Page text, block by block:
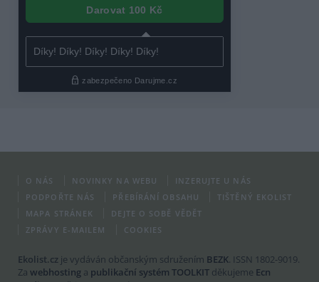
O NÁS NOVINKY NA WEBU
INZERUJTE U NÁS
PODPOŘTE NÁS
PŘEBÍRÁNÍ OBSAHU
TIŠTĚNÝ EKOLIST
MAPA STRÁNEK
DEJTE O SOBĚ VĚDĚT
ZPRÁVY E-MAILEM
COOKIES
Ekolist.cz je vydáván občanským sdružením BEZK. ISSN 1802-9019.
Za webhosting a publikační systém TOOLKIT děkujeme Ecn